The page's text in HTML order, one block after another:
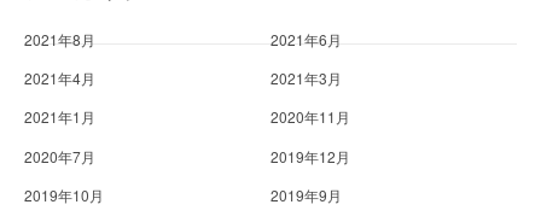
2021年8月
2021年6月
2021年4月
2021年3月
2021年1月
2020年11月
2020年7月
2019年12月
2019年10月
2019年9月